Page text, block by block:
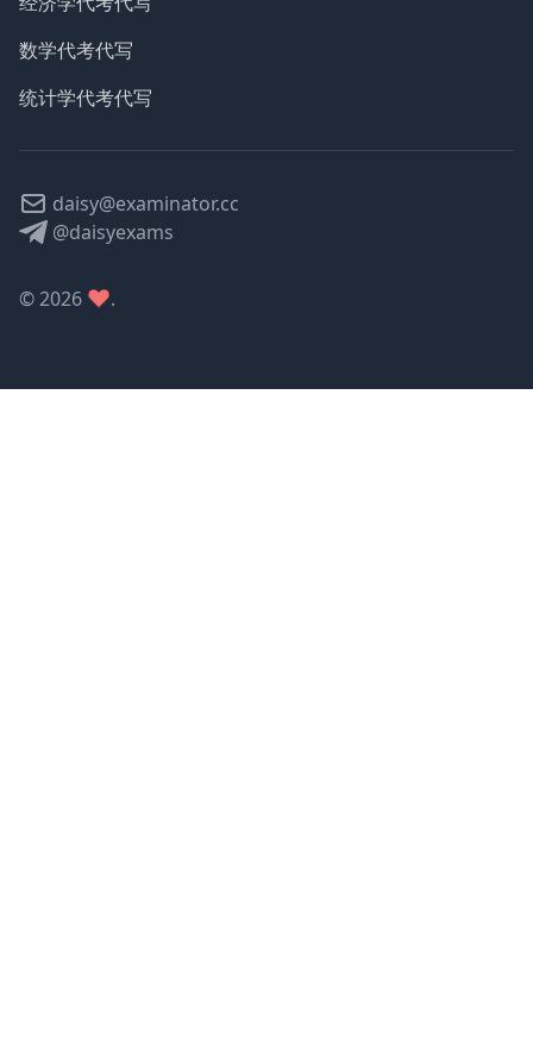
数学代考代写
统计学代考代写
daisy@examinator.cc
@daisyexams
©2026 .